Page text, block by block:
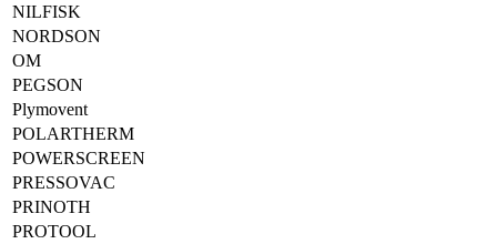
NILFISK
NORDSON
OM
PEGSON
Plymovent
POLARTHERM
POWERSCREEN
PRESSOVAC
PRINOTH
PROTOOL